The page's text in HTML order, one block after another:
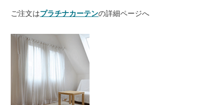
ご注文はプラチナカーテンの詳細ページへ